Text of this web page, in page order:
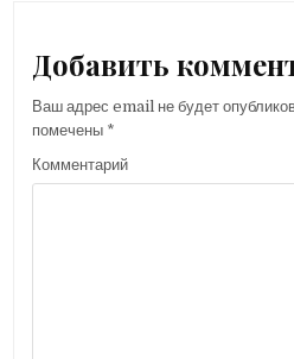
ц
и
я
Добавить
Ваш адрес email не будет
помечены *
Комментарий